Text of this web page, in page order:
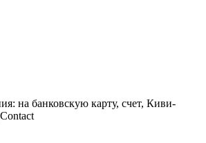
на банковскую карту, счет, Киви-